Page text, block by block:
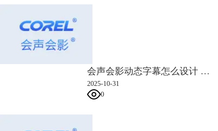
会声会影动态字幕怎么设计 会声会影动态字幕字体样式选择
2025-10-31
0